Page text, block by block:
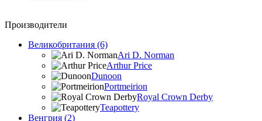
Производители
Великобритания (6)
Ari D. Norman
Arthur Price
Dunoon
Portmeirion
Royal Crown Derby
Teapottery
Венгрия (2)